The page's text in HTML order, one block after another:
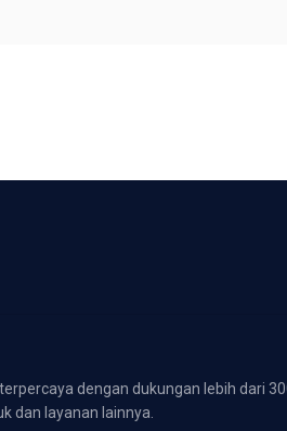
dengan dukungan lebih dari
dan layanan lainnya.